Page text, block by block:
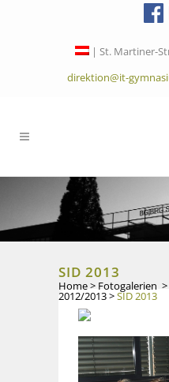
| St. Martiner-
direktion@it-
SID 2013
Home> Fotogalerien >
2012/2013>SID 2013